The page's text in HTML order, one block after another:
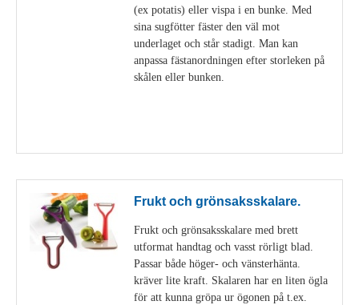
(ex potatis) eller vispa i en bunke. Med
sina sugfötter fäster den väl mot
underlaget och står stadigt. Man kan
anpassa fästanordningen efter storleken på
skålen eller bunken.
Frukt och grönsaksskalare.
Frukt och grönsaksskalare med brett
utformat handtag och vasst rörligt blad.
Passar både höger- och vänsterhänta.
kräver lite kraft. Skalaren har en liten ögla
för att kunna gröpa ur ögonen på t.ex.